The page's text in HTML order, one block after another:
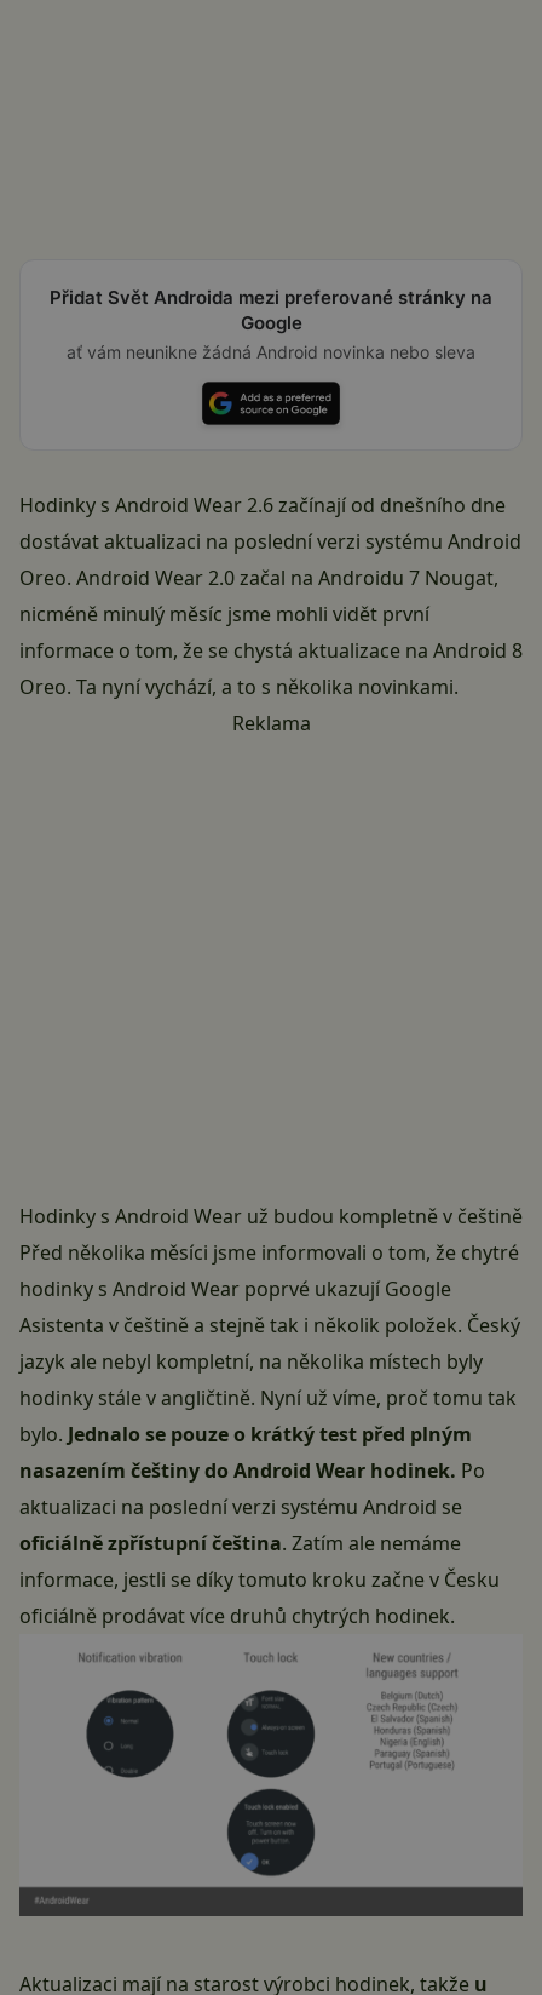
Přidat Svět Androida mezi preferované stránky na
Google
ať vám neunikne žádná Android novinka nebo sleva
Hodinky s Android Wear 2.6 začínají od dnešního dne
dostávat aktualizaci na poslední verzi systému Android
Oreo. Android Wear 2.0 začal na Androidu 7 Nougat,
nicméně minulý měsíc jsme mohli vidět první
informace o tom, že se chystá aktualizace na Android 8
Oreo. Ta nyní vychází, a to s několika novinkami.
Reklama
Hodinky s Android Wear už budou kompletně v češtině
Před několika měsíci jsme informovali o tom, že chytré
hodinky s Android Wear poprvé ukazují Google
Asistenta v češtiněa stejně tak i několik položek. Český
jazyk ale nebyl kompletní, na několika místech byly
hodinky stále v angličtině. Nyní už víme, proč tomu tak
bylo. Jednalo se pouze o krátký test před plným
nasazením češtiny do Android Wear hodinek. Po
aktualizaci na poslední verzi systému Android se
oficiálně zpřístupní čeština. Zatím ale nemáme
informace, jestli se díky tomuto kroku začne v Česku
oficiálně prodávat více druhů chytrých hodinek.
Aktualizaci mají na starost výrobci hodinek, takže u